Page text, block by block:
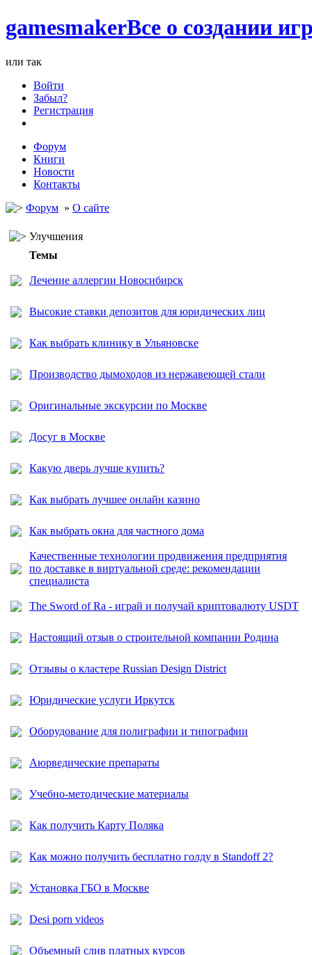
gamesmakerВсе о создании
или так
Войти
Забыл?
Регистрация
Форум
Книги
Новости
Контакты
Форум » О сайте
Улучшения
Темы
Лечение аллергии Новосибирск
Высокие ставки депозитов для юридических лиц
Как выбрать клинику в Ульяновске
Производство дымоходов из нержавеющей стали
Оригинальные экскурсии по Москве
Досуг в Москве
Какую дверь лучше купить?
Как выбрать лучшее онлайн казино
Как выбрать окна для частного дома
Качественные технологии продвижения предприятия
по доставке в виртуальной среде: рекомендации
специалиста
The Sword of Ra - играй и получай криптовалюту USDT
Настоящий отзыв о строительной компании Родина
Отзывы о кластере Russian Design District
Юридические услуги Иркутск
Оборудование для полиграфии и типографии
Аюрведические препараты
Учебно-методические материалы
Как получить Карту Поляка
Как можно получить бесплатно голду в Standoff 2?
Установка ГБО в Москве
Desi porn videos
Объемный слив платных курсов